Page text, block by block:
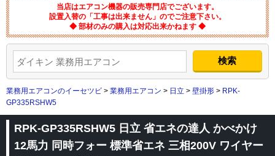
当店はエアコン機器の販売専門店でございます。
設置入替の「工事は出来ません」のでご注意下さい。
◆ 部材のみの購入は対応出来かねます ◆
業務用エアコンのイーセツビ > 業務用エアコン > 日立 > 壁掛形 > RPK-
GP335RSHW5
RPK-GP335RSHW5 日立 省エネの達人 かべかけ
12馬力 同時フォー 標準省エネ 三相200V ワイヤー